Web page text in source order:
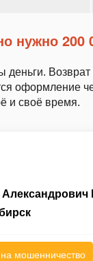
нужно
Возврат
оформление
и своё время.
мошенничество